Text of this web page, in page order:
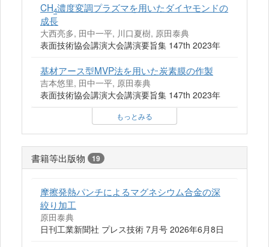
CH4濃度変調プラズマを用いたダイヤモンドの
成長
大西亮多, 田中一平, 川口夏樹, 原田泰典
表面技術協会講演大会講演要旨集 147th 2023年
基材アース型MVP法を用いた炭素膜の作製
吉本悠里, 田中一平, 原田泰典
表面技術協会講演大会講演要旨集 147th 2023年
もっとみる
書籍等出版物 19
摩擦発熱パンチによるマグネシウム合金の深
絞り加工
原田泰典
日刊工業新聞社 プレス技術 7月号 2026年6月8日